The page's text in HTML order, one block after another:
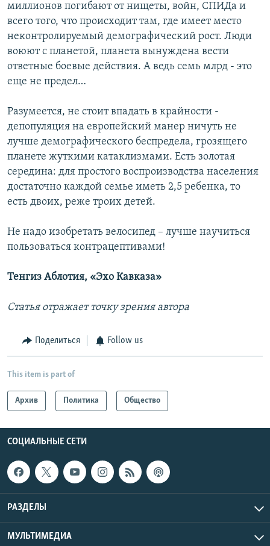
миллионов погибают от нищеты, войн, СПИДа и
всего того, что происходит там, где имеет место
неконтролируемый демографический рост. Люди
воюют с планетой, планета вынуждена вести
ответные боевые действия. А ведь семь млрд - это
еще не предел…
Разумеется, не стоит впадать в крайности -
депопуляция на европейский манер ничуть не
лучше демографического беспредела, грозящего
планете жуткими катаклизмами. Есть золотая
середина: для простого воспроизводства населения
достаточно каждой семье иметь 2,5 ребенка, то
есть двоих, реже троих детей.
Не надо изобретать велосипед – лучше научиться
пользоваться контрацептивами!
Тенгиз Аблотия, «Эхо Кавказа»
Статья отражает точку зрения автора
Поделиться Follow us
This item is part of
Архив Политика Общество
СОЦИАЛЬНЫЕ СЕТИ
РАЗДЕЛЫ
МУЛЬТИМЕДИА